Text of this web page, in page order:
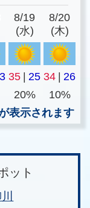
8/19
(水)
8/20
(木)
35 | 25 34 | 26
20%
10%
表示されます
ット